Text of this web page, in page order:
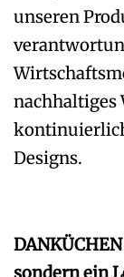
unseren
nachhaltiges
Designs.